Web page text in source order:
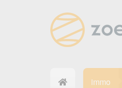
immo